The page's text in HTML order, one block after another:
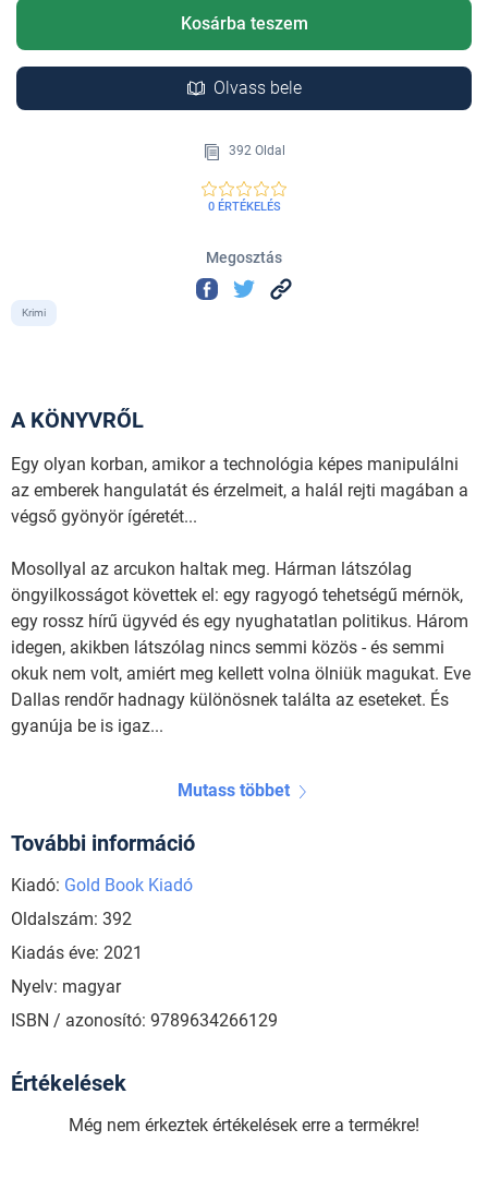
Kosárba teszem
Olvass bele
392 Oldal
0 ÉRTÉKELÉS
Megosztás
Krimi
A KÖNYVRŐL
Egy olyan korban, amikor a technológia képes manipulálni
az emberek hangulatát és érzelmeit, a halál rejti magában a
végső gyönyör ígéretét...
Mosollyal az arcukon haltak meg. Hárman látszólag
öngyilkosságot követtek el: egy ragyogó tehetségű mérnök,
egy rossz hírű ügyvéd és egy nyughatatlan politikus. Három
idegen, akikben látszólag nincs semmi közös - és semmi
okuk nem volt, amiért meg kellett volna ölniük magukat. Eve
Dallas rendőr hadnagy különösnek találta az eseteket. És
gyanúja be is igaz...
Mutass többet
További információ
Kiadó: Gold Book Kiadó
Oldalszám: 392
Kiadás éve: 2021
Nyelv: magyar
ISBN / azonosító: 9789634266129
Értékelések
Még nem érkeztek értékelések erre a termékre!